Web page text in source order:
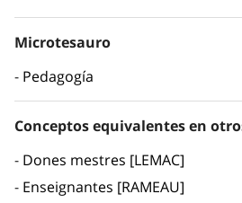
Microtesauro
Pedagogía
Conceptos equivalentes en
Dones mestres [LEMAC]
Enseignantes [RAMEAU]